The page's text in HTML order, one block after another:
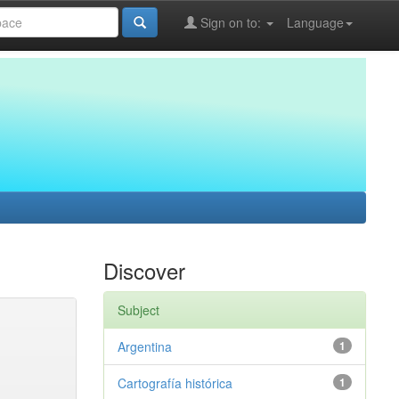
Language
Sign on to:
Discover
Subject
1
Argentina
1
Cartografía histórica